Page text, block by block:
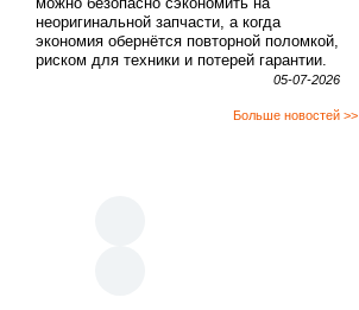
неоригинальной запчасти, а когда
экономия обернётся повторной поломкой,
риском для техники и потерей гарантии.
05-07-2026
Больше новостей >>